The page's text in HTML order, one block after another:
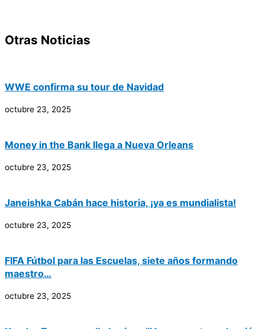
Otras Noticias
WWE confirma su tour de Navidad
octubre 23, 2025
Money in the Bank llega a Nueva Orleans
octubre 23, 2025
Janeishka Cabán hace historia, ¡ya es mundialista!
octubre 23, 2025
FIFA Fútbol para las Escuelas, siete años formando
maestro…
octubre 23, 2025